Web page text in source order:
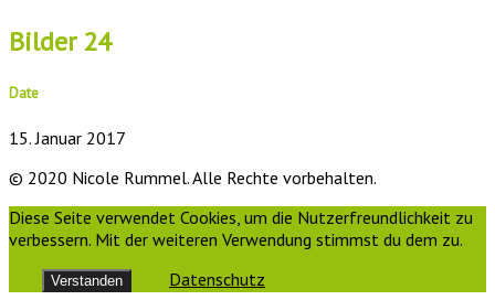
Bilder 24
Date
15. Januar 2017
© 2020 Nicole Rummel. Alle Rechte vorbehalten.
Diese Seite verwendet Cookies, um die Nutzerfreundlichkeit zu
verbessern. Mit der weiteren Verwendung stimmst du dem zu.
Verstanden Datenschutz